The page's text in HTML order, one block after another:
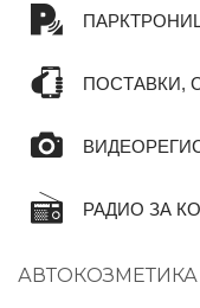
ПОСТАВКИ,
РАДИО ЗА
АВТОКОЗМЕТИКА